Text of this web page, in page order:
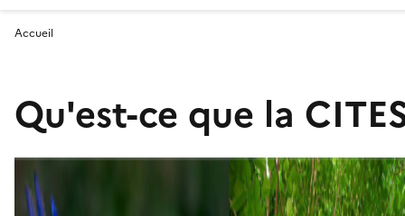
Accueil
Qu'est-ce que la